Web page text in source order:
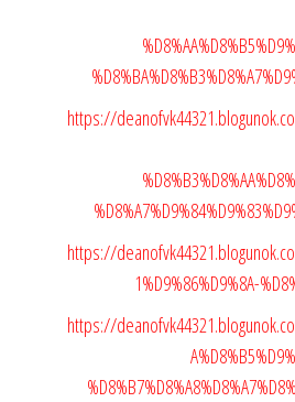
https://
https://
1%D9%86%D9%8A-
https://